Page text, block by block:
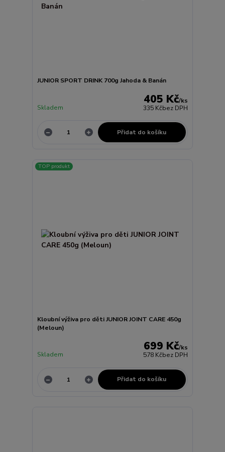
JUNIOR SPORT DRINK 700g Jahoda & Banán
405 Kč/ks
335 Kčbez DPH
Skladem
Přidat do košíku
TOP produkt
Kloubní výživa pro děti JUNIOR JOINT CARE 450g
(Meloun)
699 Kč/ks
578 Kčbez DPH
Skladem
Přidat do košíku